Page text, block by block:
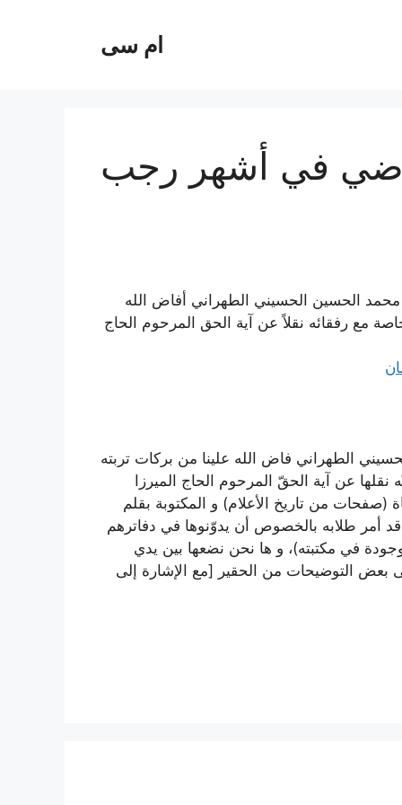
ام سی
في أشهر رجب
محمد الحسين الحسيني الطهراني أفاض الله
مع رفقائه نقلاً عن آية الحق المرحوم الحاج
الطهراني فاض الله علينا من بركات تربته
عن آية الحقّ المرحوم الحاج الميرزا
(صفحات من تاريخ الأعلام) و المكتوبة بقلم
قد أمر طلابه بالخصوص أن يدوّنوها في دفاترهم
في مكتبته)، و ها نحن نضعها بين يدي
بعض التوضيحات من الحقير [مع الإشارة إلى